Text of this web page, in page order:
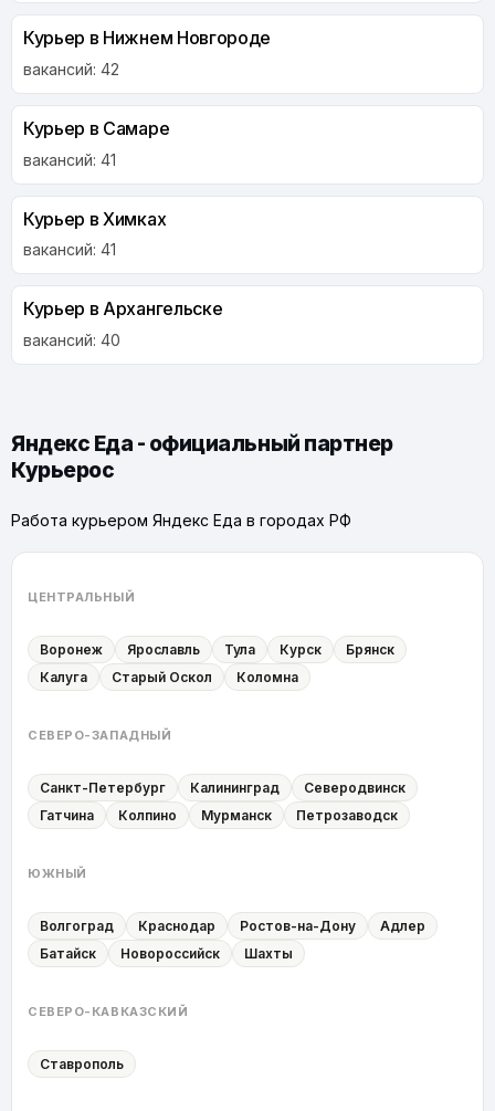
Курьер в Нижнем Новгороде
вакансий: 42
Курьер в Самаре
вакансий: 41
Курьер в Химках
вакансий: 41
Курьер в Архангельске
вакансий: 40
Яндекс Еда - официальный партнер
Курьерос
Работа курьером Яндекс Еда в городах РФ
ЦЕНТРАЛЬНЫЙ
Воронеж Ярославль Тула Курск
Брянск
Калуга
Старый Оскол Коломна
СЕВЕРО-ЗАПАДНЫЙ
Санкт-Петербург Калининград
Северодвинск
Гатчина
Колпино Мурманск Петрозаводск
ЮЖНЫЙ
Волгоград Краснодар Ростов-на-Дону
Адлер
Батайск
Новороссийск Шахты
СЕВЕРО-КАВКАЗСКИЙ
Ставрополь